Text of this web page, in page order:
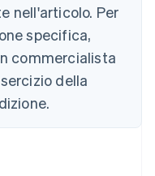
nell'articolo. Per
specifica,
commercialista
della